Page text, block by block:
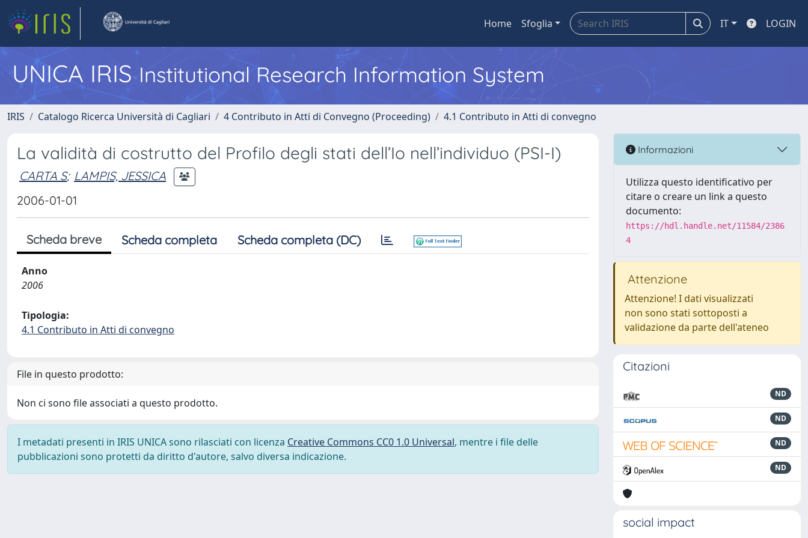
Home Sfoglia IT LOGIN
UNICA IRISInstitutional Research Information System
IRIS Catalogo Ricerca Università di Cagliari 4 Contributo in Atti di Convegno (Proceeding) 4.1 Contributo in Atti di convegno
La validità di costrutto del Profilo degli stati dell’Io nell’individuo (PSI-I)
CARTA S; LAMPIS, JESSICA
2006-01-01
Scheda breve Scheda completa Scheda completa (DC)
Anno
2006
Tipologia:
4.1 Contributo in Atti di convegno
File in questo prodotto:
Non ci sono file associati a questo prodotto.
I metadati presenti in IRIS UNICA sono rilasciati con licenza Creative Commons CC0 1.0 Universal, mentre i file delle
pubblicazioni sono protetti da diritto d'autore, salvo diversa indicazione.
Informazioni
Utilizza questo identificativo per
citare o creare un link a questo
documento:
https://hdl.handle.net/11584/2386
4
Attenzione
Attenzione! I dati visualizzati
non sono stati sottoposti a
validazione da parte dell'ateneo
Citazioni
ND
ND
ND
ND
social impact